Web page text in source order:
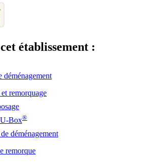
établissement :
déménagement
remorquage
U-Box®
déménagement
remorque